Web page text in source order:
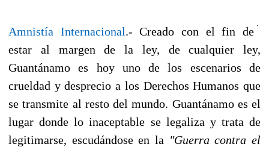
Amnistía Internacional.- Creado con el fin de
estar al margen de la ley, de cualquier ley,
Guantánamo es hoy uno de los escenarios de
crueldad y desprecio a los Derechos Humanos que
se transmite al resto del mundo. Guantánamo es el
lugar donde lo inaceptable se legaliza y trata de
legitimarse, escudándose en la "Guerra contra el